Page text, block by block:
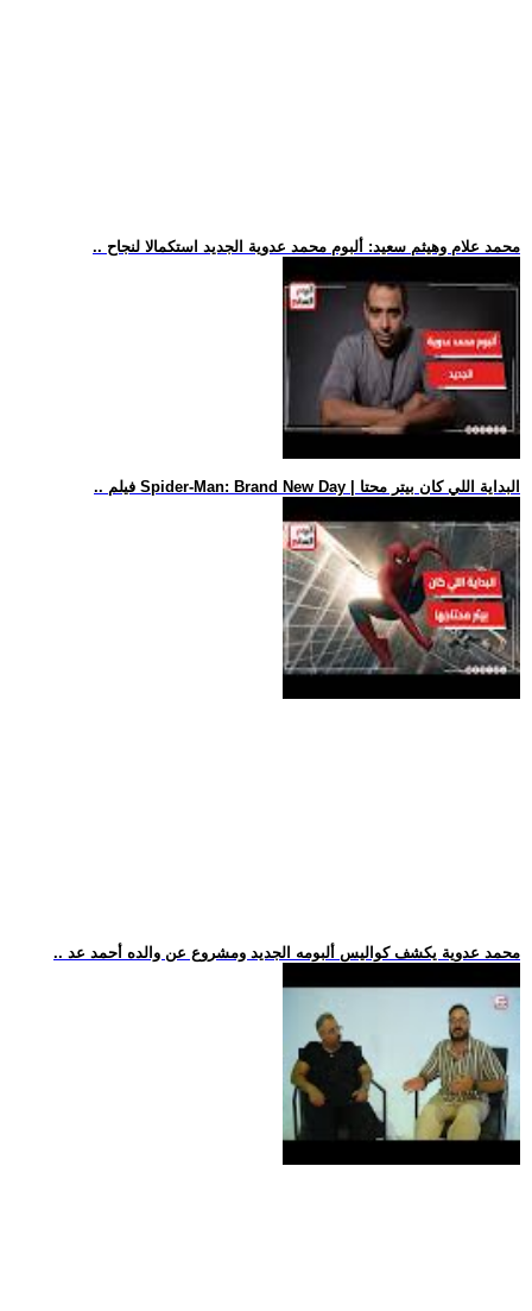
.. محمد علام وهيثم سعيد: ألبوم محمد عدوية الجديد استكمالا لنجاح
.. فيلم Spider-Man: Brand New Day | البداية اللي كان بيتر محتا
.. محمد عدوية يكشف كواليس ألبومه الجديد ومشروع عن والده أحمد عد